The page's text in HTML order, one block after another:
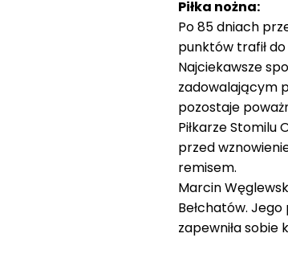
Piłka nożna:
Po 85 dniach
punktów trafił do
Najciekawsze
zadowalającym
pozostaje
Piłkarze Stomilu
przed
remisem.
Marcin
Bełchatów.
zapewniła